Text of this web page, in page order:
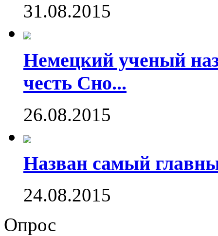
31.08.2015
Немецкий ученый
честь Сно...
26.08.2015
Назван самый
24.08.2015
Опрос